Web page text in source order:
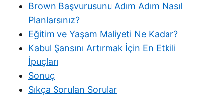
Brown Başvurusunu Adım Adım Nasıl
Planlarsınız?
Eğitim ve Yaşam Maliyeti Ne Kadar?
Kabul Şansını Artırmak İçin En Etkili
İpuçları
Sonuç
Sıkça Sorulan Sorular